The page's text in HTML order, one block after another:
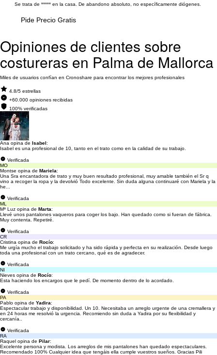
Se trata de ***** en la casa. De abandono absoluto, no específicamente diógenes.
Pide Precio Gratis
Opiniones de clientes sobre
costureras en Palma de Mallorca
Miles de usuarios confían en Cronoshare para encontrar los mejores profesionales
4.8/5 estrellas
+60.000 opiniones recibidas
100% verificadas
Ana opina de Isabel:
Isabel es una profesional de 10, tanto en el trato como en la calidad de su trabajo.
Verificada
MO
Montse opina de Mariela:
Una Sra encantadora de trato y muy buen resultado profesional, muy amable también el Sr q
vino a recoger la ropa y la devolvió Todo excelente. Sin duda alguna continuaré con Mariela y la
he...
Verificada
ML
Mª Luz opina de Marta:
Llevé unos pantalones vaqueros para coger los bajo. Han quedado como si fueran de fábrica.
Muy contenta. Repetiré.
Verificada
CR
Cristina opina de Rocío:
Me urgía mucho el trabajo solicitado y ha sido rápida y perfecta en su realización. Desde luego
toda una profesional con un trato cercano, qué es de agradecer.
Verificada
NI
Nieves opina de Rocío:
Esta haciendo los encargos que le pedí. De momento dentro de lo acordado.
Verificada
PA
Pablo opina de Yadira:
Espectacular trabajo y disponibilidad. Un 10. Necesitaba un arreglo urgente de una cremallera y
en 24 horas me resolvió la urgencia. Recomiendo sin duda a Yadira por su flexibilidad y
cercanía..
Verificada
RA
Raquel opina de Pilar:
Excelente persona y modista. Los arreglos de mis pantalones han quedado espectaculares.
Recomendado 100% Cualquier idea que tengáis ella cumple vuestros sueños. Gracias Pili